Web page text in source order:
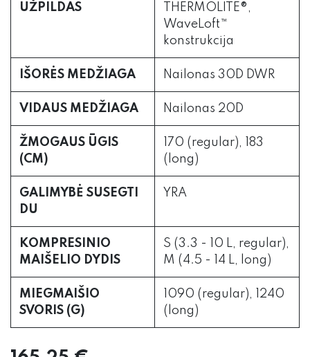
UŽPILDAS
THERMOLITE®,
WaveLoft™
konstrukcija
IŠORĖS MEDŽIAGA Nailonas 30D DWR
VIDAUS MEDŽIAGA Nailonas 20D
ŽMOGAUS ŪGIS
(CM)
170 (regular), 183
(long)
GALIMYBĖ SUSEGTI
DU
YRA
KOMPRESINIO
MAIŠELIO DYDIS
S (3.3 - 10 L, regular),
M (4.5 - 14 L, long)
MIEGMAIŠIO
SVORIS (G)
1090 (regular), 1240
(long)